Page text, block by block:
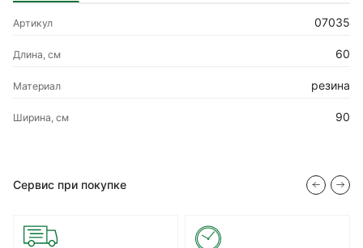
Артикул 07035
Длина, см 60
Материал резина
Ширина, см 90
Сервис при покупке